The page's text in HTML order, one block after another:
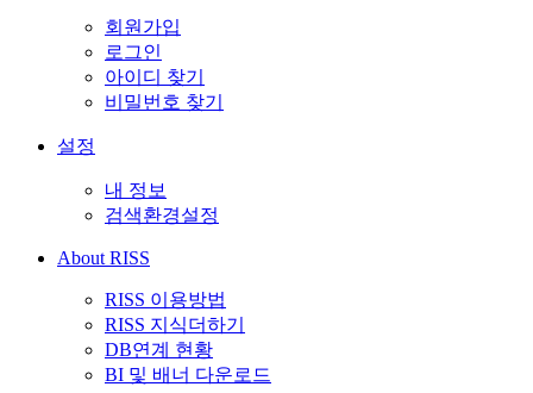
회원가입
로그인
아이디 찾기
비밀번호 찾기
설정
내 정보
검색환경설정
About RISS
RISS 이용방법
RISS 지식더하기
DB연계 현황
BI 및 배너 다운로드